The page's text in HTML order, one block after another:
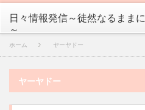
日々情報発信～徒然なるままに
～
ホーム ヤーヤドー
ヤーヤドー